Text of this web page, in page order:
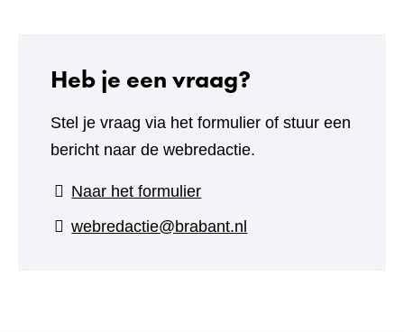
Heb je een vraag?
Stel je vraag via het formulier of stuur een
bericht naar de webredactie.
Naar het formulier(verwijst
naar
webredactie@brabant.nl